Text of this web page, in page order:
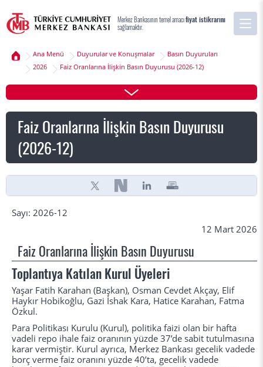
Merkez Bankasının temel amacıfiyat istikrarını
sağlamaktır.
Ana Menü Duyurular ve Konuşmalar
Basın Duyuruları
2026
Faiz Oranlarına İlişkin Basın Duyurusu (2026-12)
Faiz Oranlarına İlişkin Basın Duyurusu
(2026-12)
Sayı: 2026-12
12 Mart 2026
Faiz Oranlarına İlişkin Basın Duyurusu
Toplantıya Katılan Kurul Üyeleri
Yaşar Fatih Karahan (Başkan), Osman Cevdet Akçay, Elif
Haykır Hobikoğlu, Gazi İshak Kara, Hatice Karahan, Fatma
Özkul.
Para Politikası Kurulu (Kurul), politika faizi olan bir hafta
vadeli repo ihale faiz oranının yüzde 37’de sabit tutulmasına
karar vermiştir. Kurul ayrıca, Merkez Bankası gecelik vadede
borç verme faiz oranını yüzde 40’ta, gecelik vadede